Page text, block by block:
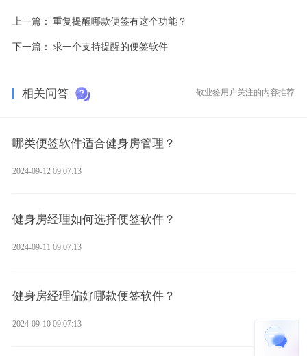
上一篇： 重复提醒哪款便签有这个功能？
下一篇： 求一个支持提醒的便签软件
相关问答 敬业签用户关注的内容推荐
哪类便签软件适合健身房管理？
2024-09-12 09:07:13
健身房经理如何选择便签软件？
2024-09-11 09:07:13
健身房经理偏好哪款便签软件？
2024-09-10 09:07:13